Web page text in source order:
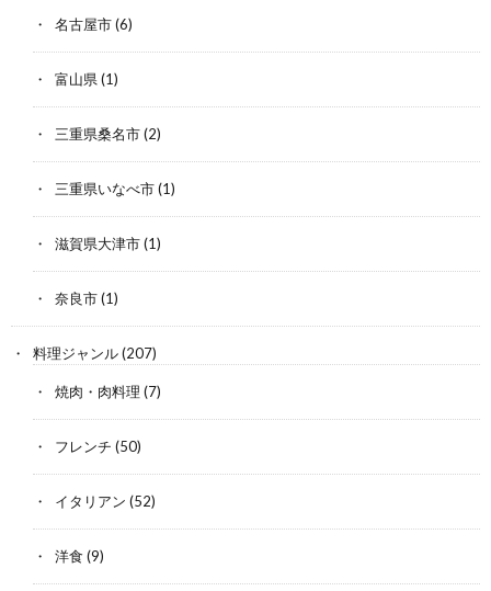
名古屋市(6)
富山県(1)
三重県桑名市(2)
三重県いなべ市(1)
滋賀県大津市(1)
奈良市(1)
料理ジャンル(207)
焼肉・肉料理 (7)
フレンチ (50)
イタリアン (52)
洋食 (9)